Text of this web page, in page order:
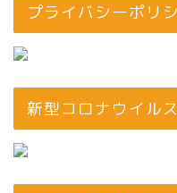
プライバシーポリ
新型コロナウイル